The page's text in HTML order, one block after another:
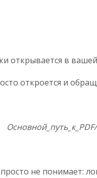
открывается в
откроется и
не понимает: